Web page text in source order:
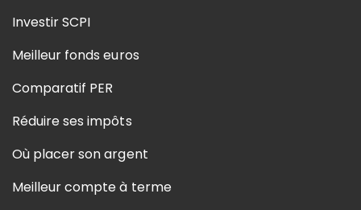
Investir SCPI
Meilleur fonds euros
Comparatif PER
Réduire ses impôts
Où placer son argent
Meilleur compte à terme